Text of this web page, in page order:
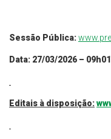
Sessão Pública:
Data: 27/03/2026 –
Editais à disposição: